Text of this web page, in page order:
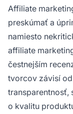
Affiliate
preskúmať a
namiesto
affiliate
čestnejším
tvorcov závisí
transparentnosť,
o kvalitu